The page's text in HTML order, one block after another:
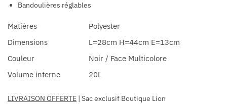
Bandoulières réglables
Matières
Polyester
Dimensions
L=28cm H=44cm E=13cm
Couleur
Noir / Face Multicolore
Volume interne
20L
LIVRAISON OFFERTE | Sac exclusif Boutique Lion